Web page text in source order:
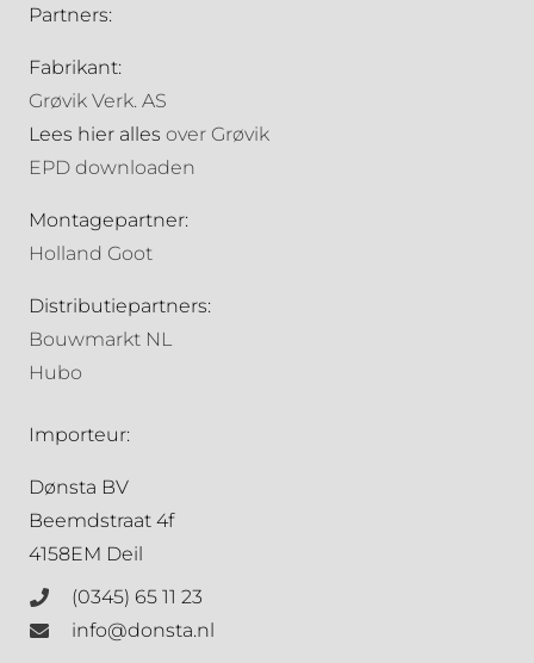
Partners:
Fabrikant:
Grøvik Verk. AS
Lees hier alles over Grøvik
EPD downloaden
Montagepartner:
Holland Goot
Distributiepartners:
Bouwmarkt NL
Hubo
Importeur:
Dønsta BV
Beemdstraat 4f
4158EM Deil
(0345) 65 11 23
info@donsta.nl